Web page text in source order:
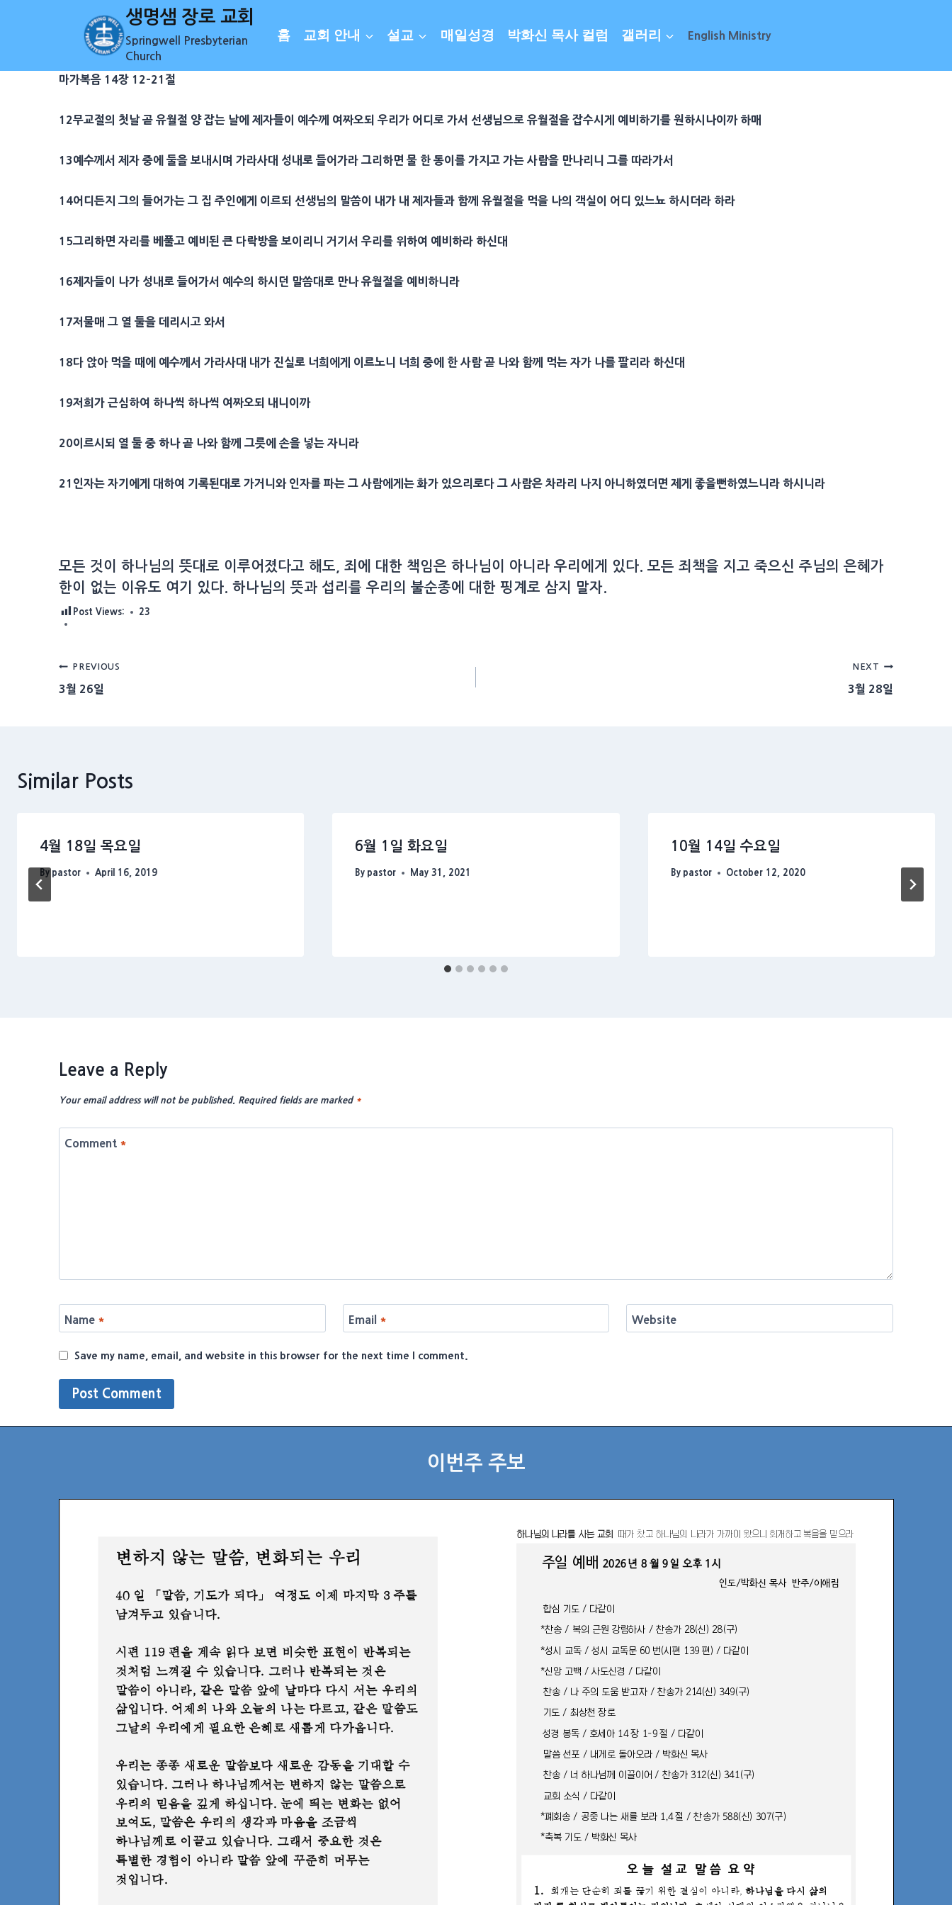
생명샘 장로 교회
Springwell Presbyterian
Church
홈 교회 안내 설교 매일성경 박화신 목사 컬럼 갤러리 English Ministry
마가복음 14장 12-21절
12무교절의 첫날 곧유월절 양잡는 날에제자들이 예수께 여짜오되 우리가 어디로 가서 선생님으로 유월절을 잡수시게 예비하기를 원하시나이까 하매
13예수께서제자 중에 둘을 보내시며 가라사대 성내로 들어가라 그리하면 물 한동이를 가지고 가는 사람을 만나리니 그를 따라가서
14어디든지 그의 들어가는 그 집주인에게 이르되 선생님의 말씀이 내가 내제자들과 함께 유월절을 먹을 나의 객실이 어디 있느뇨 하시더라 하라
15그리하면자리를 베풀고 예비된 큰 다락방을 보이리니 거기서 우리를 위하여 예비하라 하신대
16제자들이 나가 성내로 들어가서 예수의 하시던 말씀대로 만나 유월절을 예비하니라
17저물매 그 열 둘을 데리시고 와서
18다 앉아 먹을 때에 예수께서 가라사대 내가 진실로 너희에게 이르노니 너희 중에 한 사람 곧 나와 함께 먹는 자가 나를 팔리라 하신대
19저희가 근심하여 하나씩 하나씩 여짜오되 내니이까
20이르시되 열 둘 중 하나 곧 나와 함께 그릇에 손을 넣는 자니라
21 인자는 자기에게 대하여 기록된대로 가거니와 인자를 파는 그 사람에게는 화가 있으리로다 그 사람은 차라리 나지 아니하였더면 제게 좋을뻔하였느니라 하시니라
모든 것이 하나님의 뜻대로 이루어졌다고 해도, 죄에 대한 책임은 하나님이 아니라 우리에게 있다. 모든 죄책을 지고 죽으신 주님의 은혜가
한이 없는 이유도 여기 있다. 하나님의 뜻과 섭리를 우리의 불순종에 대한 핑계로 삼지 말자.
Post Views: 23
Post
navigation
PREVIOUS
3월 26일
NEXT
3월 28일
Similar Posts
4월 18일 목요일
By pastor April 16, 2019
6월 1일 화요일
By pastor May 31, 2021
10월 14일 수요일
By pastor October 12, 2020
Leave a Reply
Your email address will not be published. Required fields are marked *
Comment *
Name * Email * Website
Save my name, email, and website in this browser for the next time I comment.
이번주 주보